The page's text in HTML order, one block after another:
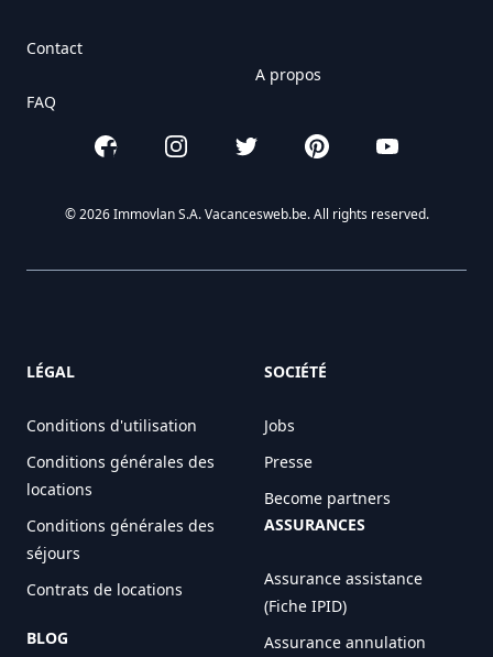
Contact
FAQ
A propos
FacebookInstagramTwitter PinterestYouTube
© 2026 Immovlan S.A. Vacancesweb.be. All rights reserved.
LÉGAL
Conditions d'utilisation
Conditions générales des
locations
Conditions générales des
séjours
Contrats de locations
BLOG
SOCIÉTÉ
Jobs
Presse
Become partners
ASSURANCES
Assurance assistance
(Fiche IPID)
Assurance annulation